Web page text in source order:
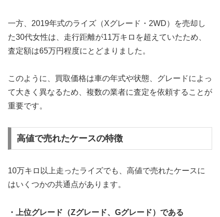
一方、2019年式のライズ（Xグレード・2WD）を売却し
た30代女性は、走行距離が11万キロを超えていたため、
査定額は65万円程度にとどまりました。
このように、買取価格は車の年式や状態、グレードによっ
て大きく異なるため、複数の業者に査定を依頼することが
重要です。
高値で売れたケースの特徴
10万キロ以上走ったライズでも、高値で売れたケースに
はいくつかの共通点があります。
・上位グレード（Zグレード、Gグレード）である